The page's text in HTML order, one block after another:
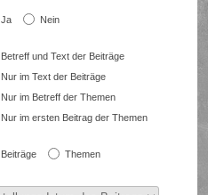
Ja Nein
Betreff und Text der Beiträge
Nur im Text der Beiträge
Nur im Betreff der Themen
Nur im ersten Beitrag der Themen
Beiträge Themen